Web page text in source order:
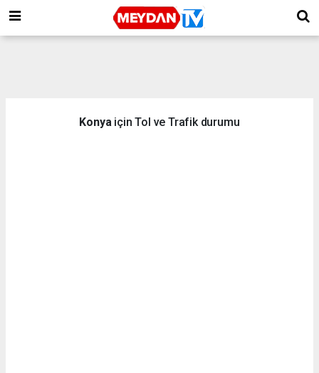
Konya için Tol ve Trafik durumu